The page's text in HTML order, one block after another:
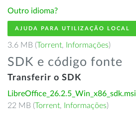
Outro idioma?
AJUDA PARA UTILIZAÇÃO LOCAL
3.6 MB (Torrent, Informações)
SDK e código fonte
Transferir o SDK
LibreOffice_26.2.5_Win_x86_sdk.msi
22 MB (Torrent, Informações)